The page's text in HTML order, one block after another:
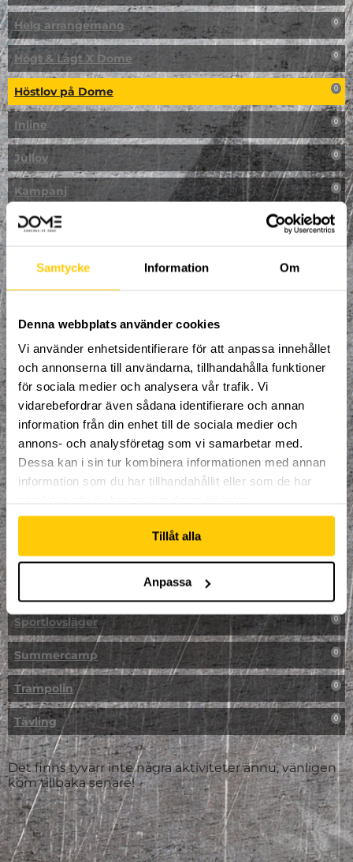
Samtycke Information Om
Denna webbplats använder cookies
Vi använder enhetsidentifierare för att anpassa innehållet
och annonserna till användarna, tillhandahålla funktioner
för sociala medier och analysera vår trafik. Vi
vidarebefordrar även sådana identifierare och annan
information från din enhet till de sociala medier och
annons- och analysföretag som vi samarbetar med.
Dessa kan i sin tur kombinera informationen med annan
information som du har tillhandahållit eller som de har
Tillåt alla
Anpassa
Helg arrangemang 0
Högt & Lågt X Dome 0
Höstlov på Dome 0
Inline 0
Jullov 0
Kampanj 0
Kickbike 0
Klättring
LAN
Multisport
Mässa
NPF-Träning
Parkour
Påsk på Dome
Påsklovsläger 0
Skateboard 0
Sportlovsläger 0
Summercamp 0
Trampolin 0
Tävling 0
Det finns tyvärr inte några aktiviteter ännu, vänligen
kom tillbaka senare!